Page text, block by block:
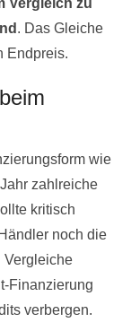
Vergleich zu
. Das Gleiche
Endpreis.
wie
zahlreiche
kritisch
noch die
Vergleiche
Finanzierung
verbergen.